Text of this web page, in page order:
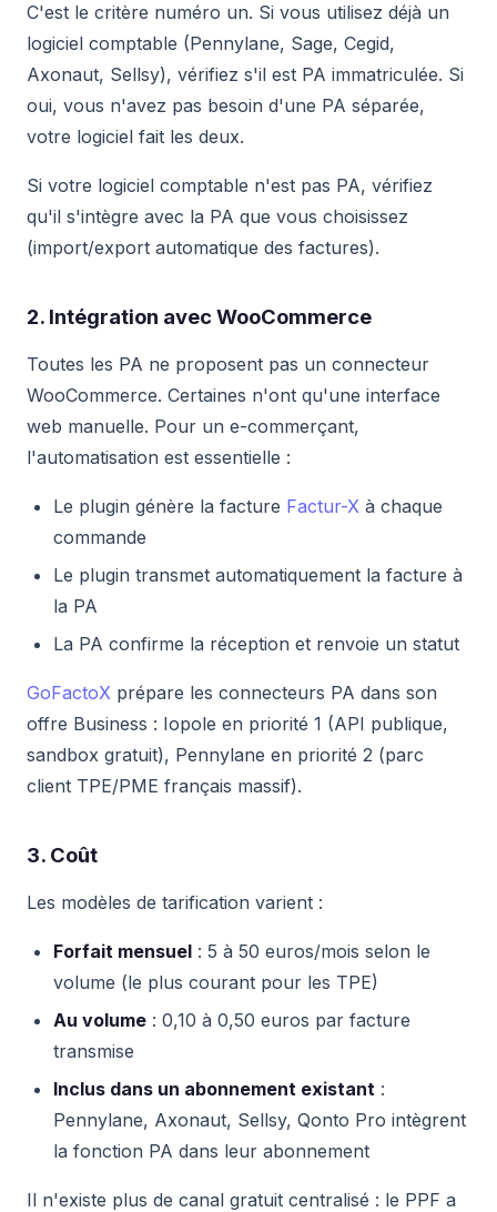
C'est le critère numéro un. Si vous utilisez déjà un
logiciel comptable (Pennylane, Sage, Cegid,
Axonaut, Sellsy), vérifiez s'il est PA immatriculée. Si
oui, vous n'avez pas besoin d'une PA séparée,
votre logiciel fait les deux.
Si votre logiciel comptable n'est pas PA, vérifiez
qu'il s'intègre avec la PA que vous choisissez
(import/export automatique des factures).
2. Intégration avec WooCommerce
Toutes les PA ne proposent pas un connecteur
WooCommerce. Certaines n'ont qu'une interface
web manuelle. Pour un e-commerçant,
l'automatisation est essentielle :
Le plugin génère la facture Factur-X à chaque
commande
Le plugin transmet automatiquement la facture à
la PA
La PA confirme la réception et renvoie un statut
GoFactoX prépare les connecteurs PA dans son
offre Business : Iopole en priorité 1 (API publique,
sandbox gratuit), Pennylane en priorité 2 (parc
client TPE/PME français massif).
3. Coût
Les modèles de tarification varient :
Forfait mensuel : 5 à 50 euros/mois selon le
volume (le plus courant pour les TPE)
Au volume : 0,10 à 0,50 euros par facture
transmise
Inclus dans un abonnement existant :
Pennylane, Axonaut, Sellsy, Qonto Pro intègrent
la fonction PA dans leur abonnement
Il n'existe plus de canal gratuit centralisé : le PPF a